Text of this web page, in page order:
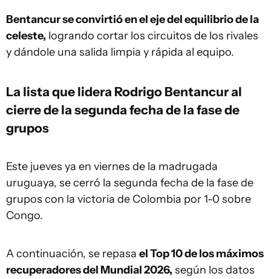
Bentancur se convirtió en el eje del equilibrio de la
celeste, logrando cortar los circuitos de los rivales
y dándole una salida limpia y rápida al equipo.
La lista que lidera Rodrigo Bentancur al
cierre de la segunda fecha de la fase de
grupos
Este jueves ya en viernes de la madrugada
uruguaya, se cerró la segunda fecha de la fase de
grupos con la victoria de Colombia por 1-0 sobre
Congo.
A continuación, se repasa el Top 10 de los máximos
recuperadores del Mundial 2026, según los datos